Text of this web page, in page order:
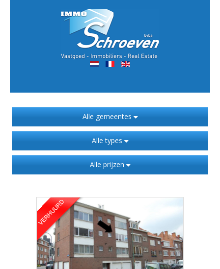
Alle gemeentes
Alle types
Alle prijzen